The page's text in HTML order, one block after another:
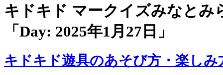
キドキド マークイズみなと
「Day: 2025年1月27日 」
キドキド遊具のあそび方・楽し